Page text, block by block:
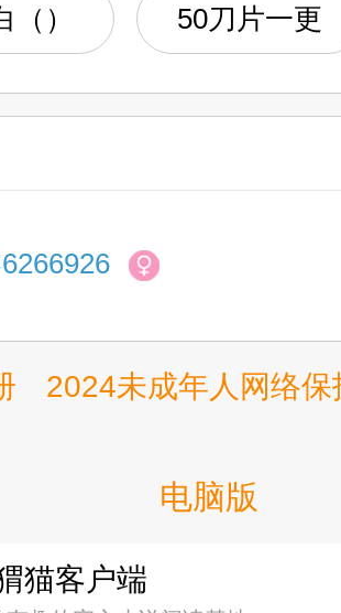
在MC里建奇观
章 目标是成为彩虹一哥
章 与三马鹿的初见
章 原神试音会
章 枫原万叶，拿下！
六章 彩虹社LOL小分队
七章 你们声豚真是。。
） 50刀片一更
2024未成年人网络
电脑版
猫客户端